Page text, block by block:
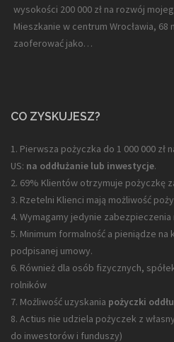
wysokości 200 000 zł na rozwój
Mieszkanie w centrum Wrocławia, 68
zaoferować jako…
CO ZYSKUJESZ?
1. Pierwsza pożyczka do 1 000 000 zł
US: na oddłużanie lub inwestycje.
2. 69% Klientów otrzymuje pożyczkę
3. Rzetelni Klienci mają możliwość
4. Wymagamy jedynie
5. Minimum formalność a pieniądze
podpisanej umowy.
6. Również dla osób fizycznych,
rolników
7. Możliwość uzyskania pożyczki
8. Actius nie udziela pożyczek z
do inwestorów i funduszy)